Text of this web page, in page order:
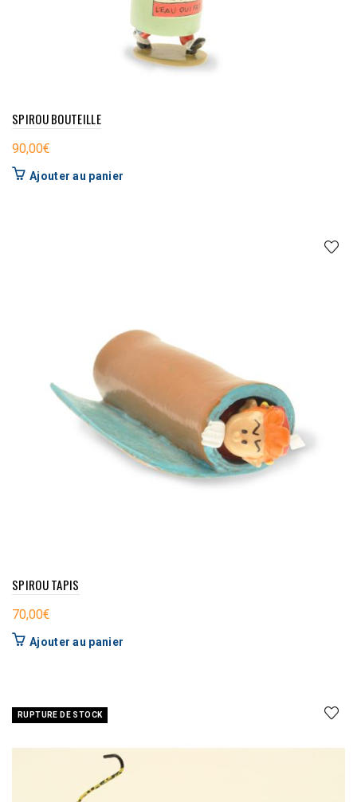
SPIROU BOUTEILLE
90,00€
Ajouter au panier
SPIROU TAPIS
70,00€
Ajouter au panier
RUPTURE DE STOCK